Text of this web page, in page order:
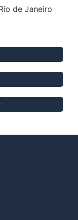
de Janeiro